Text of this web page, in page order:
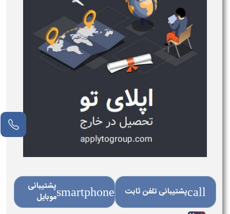
callپشتیبانی تلفن ثابت smartphoneپشتیبانی
موبایل